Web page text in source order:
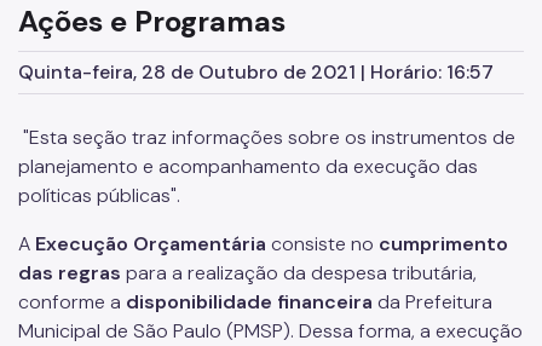
Ações e Programas
Quinta-feira, 28 de Outubro de 2021 | Horário: 16:57
"Esta seção traz informações sobre os instrumentos de
planejamento e acompanhamento da execução das
políticas públicas".
A Execução Orçamentária consiste no cumprimento
das regras para a realização da despesa tributária,
conforme a disponibilidade financeira da Prefeitura
Municipal de São Paulo (PMSP). Dessa forma, a execução